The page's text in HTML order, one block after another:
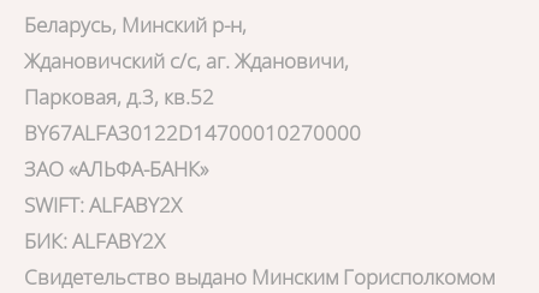
Беларусь, Минский р-н,
Ждановичский с/с, аг. Ждановичи,
Парковая, д.3, кв.52
BY67ALFA30122D14700010270000
ЗАО «АЛЬФА-БАНК»
SWIFT: ALFABY2X
БИК: ALFABY2X
Свидетельство выдано Минским Горисполкомом